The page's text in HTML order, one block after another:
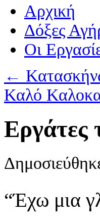
Αρχική
Δόξες
Οι
←
Καλό
Εργάτες
“Έχω μια